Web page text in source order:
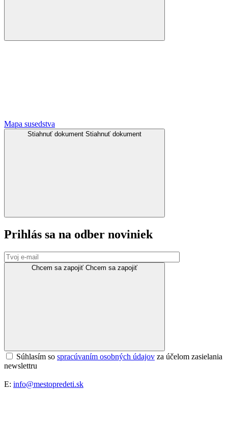
Mapa susedstva
Stiahnuť dokument Stiahnuť dokument
Prihlás sa na odber noviniek
Chcem sa zapojiť Chcem sa zapojiť
Súhlasím so spracúvaním osobných údajov za účelom zasielania
newslettru
E: info@mestopredeti.sk